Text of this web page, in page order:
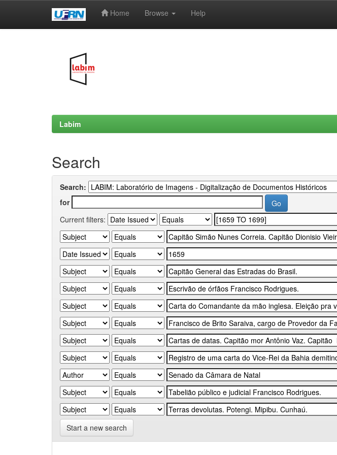
Home Browse Help
Labim
Search
Search:
for
Current filters:
Start a new search